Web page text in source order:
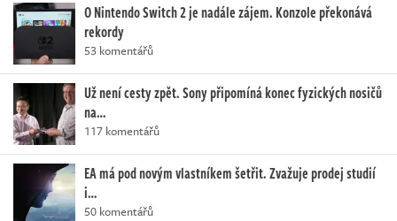
O Nintendo Switch 2 je nadále zájem. Konzole překonává
rekordy
53 komentářů
Už není cesty zpět. Sony připomíná konec fyzických nosičů
na…
117 komentářů
EA má pod novým vlastníkem šetřit. Zvažuje prodej studií
i…
50 komentářů